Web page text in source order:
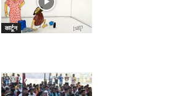
कार्टून